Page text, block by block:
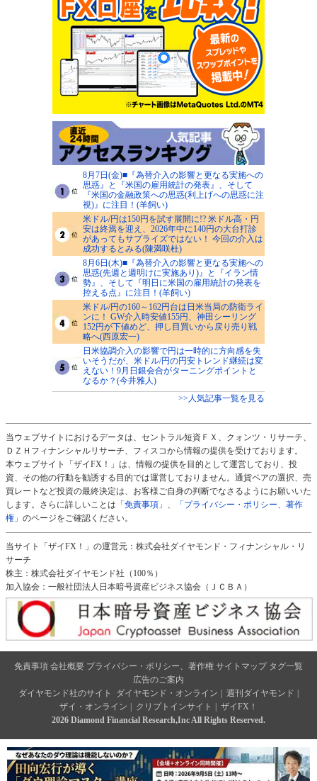
8月7日(金)■『為替介入の影響と更なる実施への
思惑』と『米国の雇用統計の発表』、そして
『米国の金融政策への思惑(利上げへの思惑に注
視)』に注目！(羊飼い)
米ドル/円は150円を試す展開に!? 米ドル高・円
安は終焉を迎え、2026年中に140円の大台打診
があってもサプライズではない！ 今回の介入は
成功するとみる(陳満咲杜)
8月6日(木)■『為替介入の影響と更なる実施への
思惑(先週と週明けに実施あり)』と『イラン情
勢』、そして『明日に米国の雇用統計の発表を
控える点』に注目！(羊飼い)
米ドル/円の160～162円台は日米当局の防衛ライ
ンに！ GW介入時安値155円、神田シーリング
152円が下値めど、押し目買いから戻り売り戦
略へ(西原宏一)
日米協調介入の影響で円は一時的に方向感を失
いそうだが、米ドル/円の円安トレンド継続は変
えない！9月日銀会合がターニングポイントと
なるか？(今井雅人)
>>人気記事一覧を見る
当ウェブサイトにおけるデータは、セントラル短資ＦＸ、クォンツ・リサーチ、
ＤＺＨフィナンシャルリサーチ、フィスコから情報の提供を受けております。
本ウェブサイト「ザイFX！」は、情報の提供を目的として運営しており、投
資、その他の行動を勧誘する目的では運営しておりません。通貨ペアの選択、売
買レートなど投資の最終決定は、お客様ご自身の判断でなさるようにお願いいた
します。さらに詳しいことは 「免責事項」 、
「プライバシー・ポリシー、著作
権」 のページをご確認ください。
当サイト「ザイFX！」の運営元：株式会社ダイヤモンド・フィナンシャル・リ
サーチ
株主：株式会社ダイヤモンド社（100％）
加入協会：一般社団法人日本暗号資産ビジネス協会（ＪＣＢＡ）
免責事項 会社概要 プライバシー・ポリシー、著作権 サイトマップ タグ一覧
広告のご案内
ダイヤモンド社のサイト
ダイヤモンド・オンライン 週刊ダイヤモンド
ザイ・オンライン
クリプトインサイト
ザイFX！
2026 Diamond Financial Research,Inc All Rights Reserved.